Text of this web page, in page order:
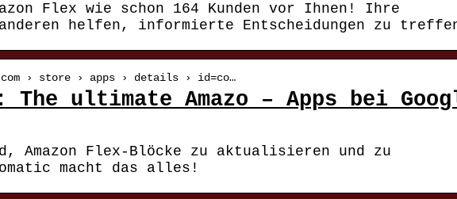
Flex wie schon 164 Kunden vor Ihnen! Ihre
helfen, informierte Entscheidungen zu
› store › apps › details › id=co…
The ultimate Amazo – Apps bei
Amazon Flex-Blöcke zu aktualisieren und zu
macht das alles!